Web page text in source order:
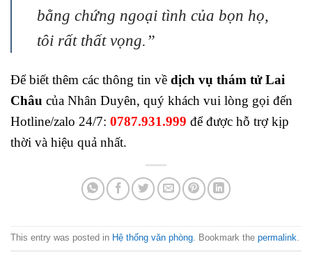
bằng chứng ngoại tình của bọn họ,
tôi rất thất vọng.”
Để biết thêm các thông tin về dịch vụ thám tử Lai
Châu của Nhân Duyên, quý khách vui lòng gọi đến
Hotline/zalo 24/7: 0787.931.999 để được hỗ trợ kịp
thời và hiệu quả nhất.
This entry was posted in Hệ thống văn phòng. Bookmark the permalink.